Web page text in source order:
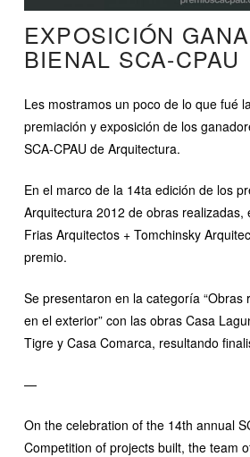
EXPOSICIÓN
BIENAL SCA-CPAU
Les mostramos un poco de lo que fué
premiación y exposición de los
SCA-CPAU de Arquitectura.
En el marco de la 14ta edición de los
Arquitectura 2012 de obras realizadas,
Frias Arquitectos + Tomchinsky
premio.
Se presentaron en la categoría “Obras
en el exterior” con las obras Casa
Tigre y Casa Comarca, resultando
—
On the celebration of the 14th annual
Competition of projects built, the team